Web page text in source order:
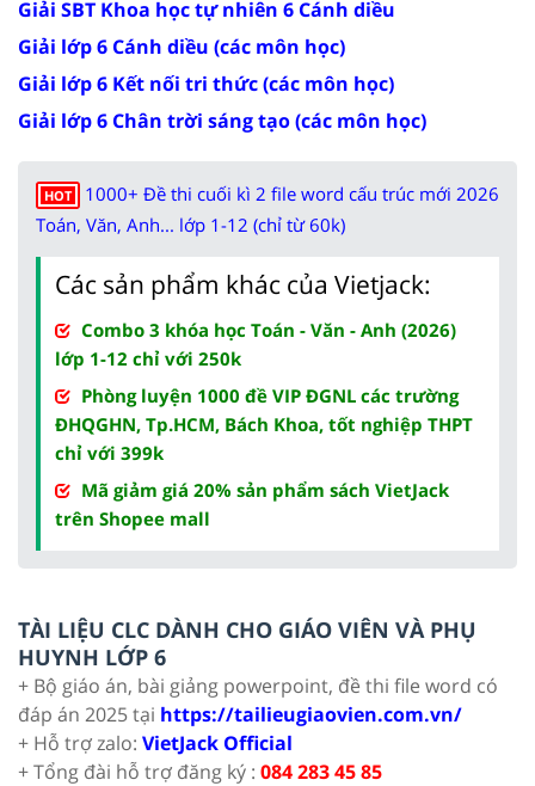
Giải SBT Khoa học tự nhiên 6 Cánh diều
Giải lớp 6 Cánh diều (các môn học)
Giải lớp 6 Kết nối tri thức (các môn học)
Giải lớp 6 Chân trời sáng tạo (các môn học)
HOT
1000+ Đề thi cuối kì 2 file word cấu trúc mới 2026
Toán, Văn, Anh... lớp 1-12 (chỉ từ 60k)
Các sản phẩm khác của Vietjack:
Combo 3 khóa học Toán - Văn - Anh (2026)
lớp 1-12 chỉ với 250k
Phòng luyện 1000 đề VIP ĐGNL các trường
ĐHQGHN, Tp.HCM, Bách Khoa, tốt nghiệp THPT
chỉ với 399k
Mã giảm giá 20% sản phẩm sách VietJack
trên Shopee mall
TÀI LIỆU CLC DÀNH CHO GIÁO VIÊN VÀ PHỤ
HUYNH LỚP 6
+ Bộ giáo án, bài giảng powerpoint, đề thi file word có
đáp án 2025 tại https://tailieugiaovien.com.vn/
+ Hỗ trợ zalo: VietJack Official
+ Tổng đài hỗ trợ đăng ký : 084 283 45 85